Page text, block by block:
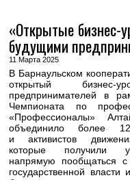
«Открытые бизнес-
будущими
11 Марта 2025
В Барнаульском
открытый
предпринимателей в
Чемпионата по
«Профессионалы»
объединило более
и активистов
которые получили
напрямую пообщаться с
государственной